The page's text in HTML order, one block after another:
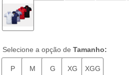
Selecione a opção de Tamanho:
P M G XG XGG